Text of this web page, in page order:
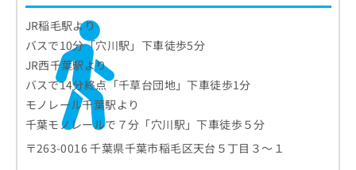
JR稲毛駅より
バスで10分「穴川駅」下車徒歩5分
JR西千葉駅より
バスで14分終点「千草台団地」下車徒歩1分
モノレール千葉駅より
千葉モノレールで７分「穴川駅」下車徒歩５分
〒263-0016 千葉県千葉市稲毛区天台５丁目３～１